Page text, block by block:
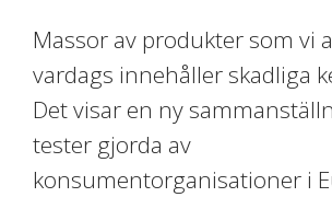
Massor av produkter som vi
vardags innehåller skadliga
Det visar en ny
tester gjorda av
konsumentorganisationer i